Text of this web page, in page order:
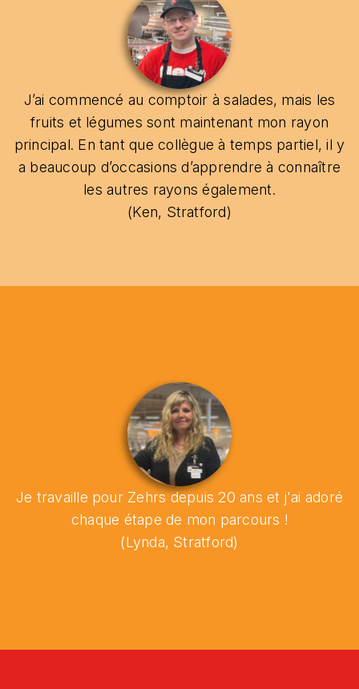
J’ai commencé au comptoir à salades, mais les
fruits et légumes sont maintenant mon rayon
principal. En tant que collègue à temps partiel, il y
a beaucoup d’occasions d’apprendre à connaître
les autres ​ rayons également.
(Ken, Stratford)
Je travaille pour Zehrs depuis 20 ans et j'ai adoré
chaque étape de mon parcours !
(Lynda, Stratford)